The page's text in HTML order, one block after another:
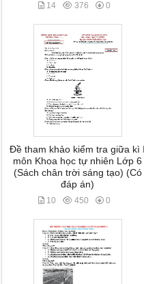
14 376 0
Đề tham khảo kiểm tra giữa kì I
môn Khoa học tự nhiên Lớp 6
(Sách chân trời sáng tạo) (Có
đáp án)
10 450 0